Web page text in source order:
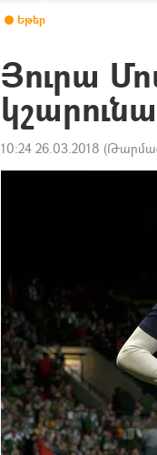
Եթեր
Յուրա
10:24 26.03.2018